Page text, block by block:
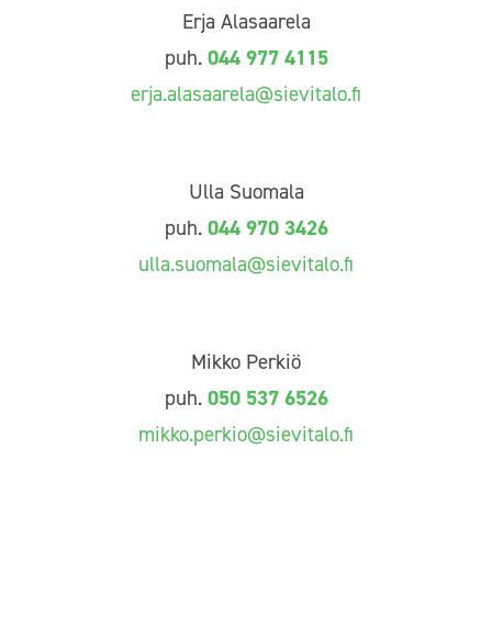
Erja Alasaarela
puh. 044 977 4115
erja.alasaarela@sievitalo.fi
Ulla Suomala
puh. 044 970 3426
ulla.suomala@sievitalo.fi
Mikko Perkiö
puh. 050 537 6526
mikko.perkio@sievitalo.fi